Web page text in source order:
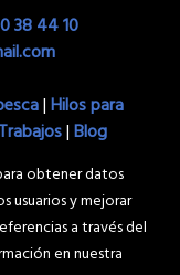
38 44 10
|Hilos para
Trabajos|Blog
obtener datos
usuarios y mejorar
a través del
en nuestra